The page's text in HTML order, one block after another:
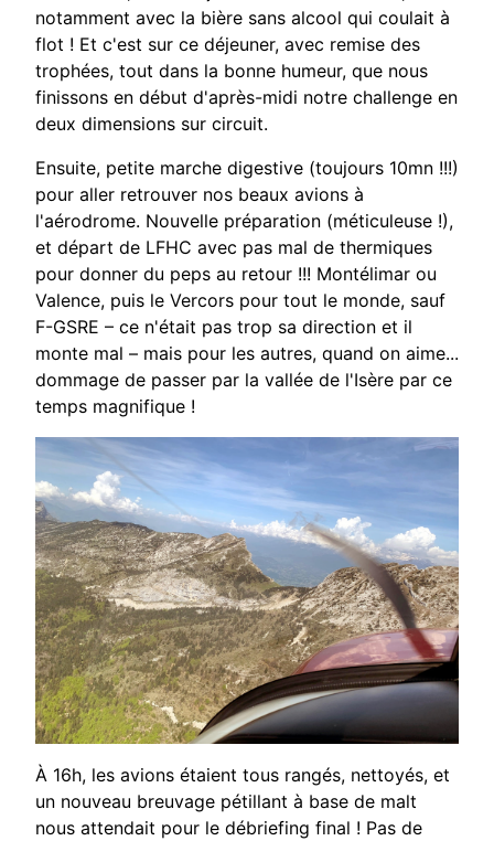
notamment avec la bière sans alcool qui coulait à
flot ! Et c'est sur ce déjeuner, avec remise des
trophées, tout dans la bonne humeur, que nous
finissons en début d'après-midi notre challenge en
deux dimensions sur circuit.
Ensuite, petite marche digestive (toujours 10mn !!!)
pour aller retrouver nos beaux avions à
l'aérodrome. Nouvelle préparation (méticuleuse !),
et départ de LFHC avec pas mal de thermiques
pour donner du peps au retour !!! Montélimar ou
Valence, puis le Vercors pour tout le monde, sauf
F-GSRE – ce n'était pas trop sa direction et il
monte mal – mais pour les autres, quand on aime...
dommage de passer par la vallée de l'Isère par ce
temps magnifique !
À 16h, les avions étaient tous rangés, nettoyés, et
un nouveau breuvage pétillant à base de malt
nous attendait pour le débriefing final ! Pas de